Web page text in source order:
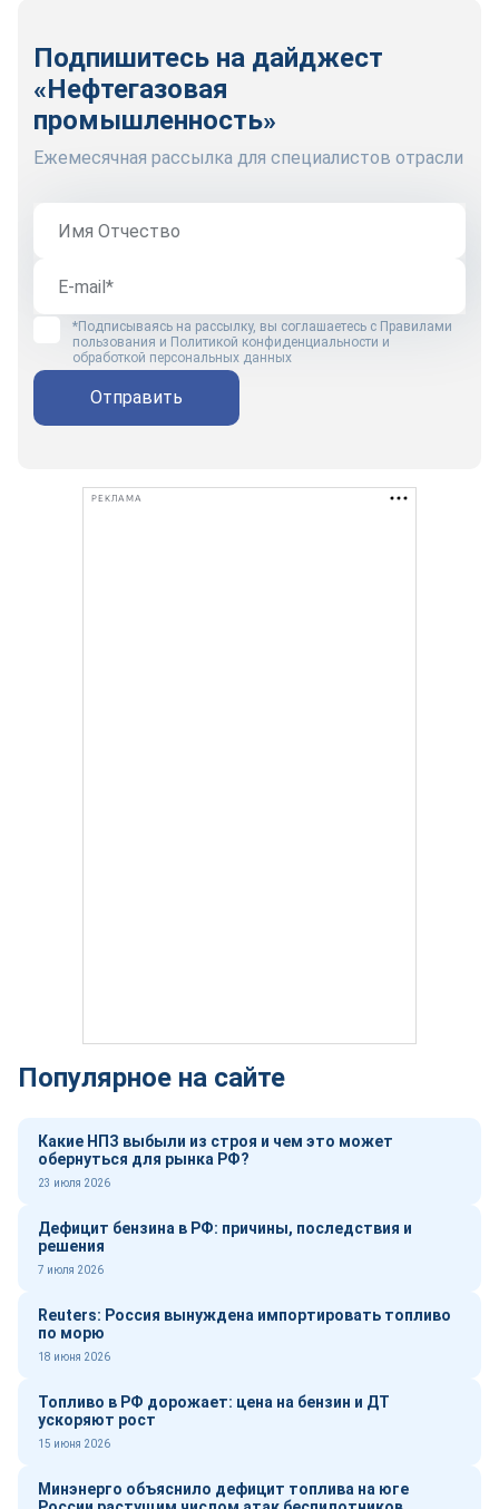
Подпишитесь на дайджест
«Нефтегазовая
промышленность»
Ежемесячная рассылка для специалистов отрасли
*Подписываясь на рассылку, вы соглашаетесь с Правилами
пользования и Политикой конфиденциальности и
обработкой персональных данных
Отправить
РЕКЛАМА
Популярное на сайте
Какие НПЗ выбыли из строя и чем это может
обернуться для рынка РФ?
23 июля 2026
Дефицит бензина в РФ: причины, последствия и
решения
7 июля 2026
Reuters: Россия вынуждена импортировать топливо
по морю
18 июня 2026
Топливо в РФ дорожает: цена на бензин и ДТ
ускоряют рост
15 июня 2026
Минэнерго объяснило дефицит топлива на юге